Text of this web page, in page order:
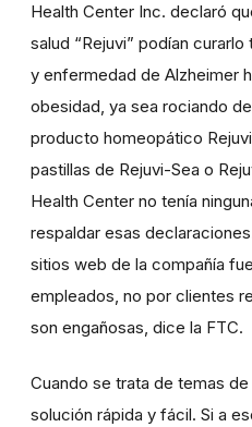
Health Center Inc. declaró
salud “Rejuvi” podían
y enfermedad de Alzheimer
obesidad, ya sea rociando
producto homeopático
pastillas de Rejuvi-Sea o
Health Center no tenía
respaldar esas
sitios web de la compañía
empleados, no por clientes
son engañosas, dice la FTC.
Cuando se trata de temas
solución rápida y fácil. Si a